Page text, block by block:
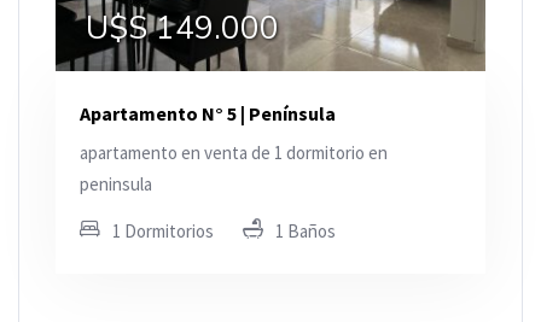
U$S 149.000
Apartamento N° 5 | Península
apartamento en venta de 1 dormitorio en
peninsula
1 Dormitorios 1 Baños